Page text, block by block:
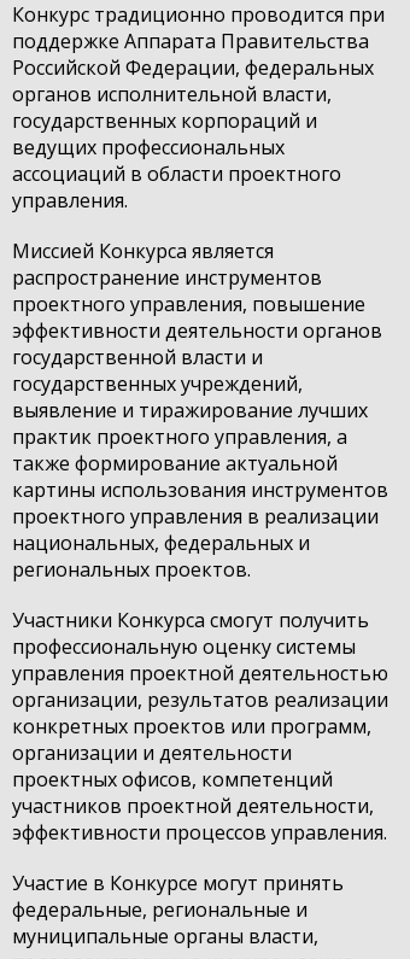
Конкурс традиционно проводится при
поддержке Аппарата Правительства
Российской Федерации, федеральных
органов исполнительной власти,
государственных корпораций и
ведущих профессиональных
ассоциаций в области проектного
управления.
Миссией Конкурса является
распространение инструментов
проектного управления, повышение
эффективности деятельности органов
государственной власти и
государственных учреждений,
выявление и тиражирование лучших
практик проектного управления, а
также формирование актуальной
картины использования инструментов
проектного управления в реализации
национальных, федеральных и
региональных проектов.
Участники Конкурса смогут получить
профессиональную оценку системы
управления проектной деятельностью
организации, результатов реализации
конкретных проектов или программ,
организации и деятельности
проектных офисов, компетенций
участников проектной деятельности,
эффективности процессов управления.
Участие в Конкурсе могут принять
федеральные, региональные и
муниципальные органы власти,